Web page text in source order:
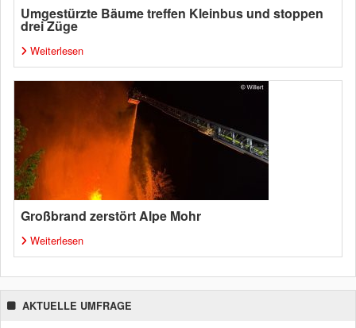
Umgestürzte Bäume treffen Kleinbus und stoppen
drei Züge
Weiterlesen
Großbrand zerstört Alpe Mohr
Weiterlesen
AKTUELLE UMFRAGE